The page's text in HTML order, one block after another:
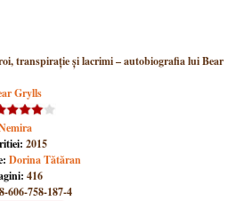
transpirație și lacrimi – autobiografia lui Bear
Grylls
2015
Dorina Tătăran
416
606-758-187-4